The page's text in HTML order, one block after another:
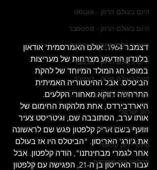
היום בעולם הרוק - אוגוסט
היום בעולם הרוק - ספטמבר
היום בעולם הרוק - אוקטובר
היום בעולם הרוק - נובמבר
היום בעולם הרוק - דצמבר
גם זה קשור לביטלס
רוק ישראלי
נוסטלגיה ישראלית
סיפורי רוק קלאסי
תקליטי רוק מתקדם
דצמבר 1964. אולם האמרסמית' אודאון
בלונדון הזדעזע מצרחות של מעריצות
במופע חג המולד המיוחד של להקת
הביטלס. אבל ההיסטוריה האמיתית
התרחשה דווקא מאחורי הקלעים.
היארדבירדס, אחת מלהקות החימום של
אותו ערב, הסתובבה שם, וגיטריסט צעיר
וזועף בשם אריק קלפטון פגש שם לראשונה
את ג'ורג' האריסון. "הביטלס היו אז בעולם
אחר לגמרי מבחינתנו", הודה קלפטון. אבל
עבור האריסון בן ה-21, הפגישה עם קלפטון